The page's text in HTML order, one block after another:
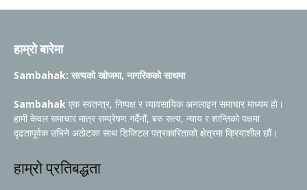
हाम्रो बारेमा
Sambahak: सत्यको खोजमा, नागरिकको साथमा
Sambahak एक स्वतन्त्र, निष्पक्ष र व्यावसायिक अनलाइन समाचार माध्यम हो।
हामी केवल समाचार मात्र सम्प्रेषण गर्दैनौं, बरु सत्य, न्याय र शान्तिको पक्षमा
दृढतापूर्वक उभिने अठोटका साथ डिजिटल पत्रकारिताको क्षेत्रमा क्रियाशील छौं।
हाम्रो प्रतिबद्धता